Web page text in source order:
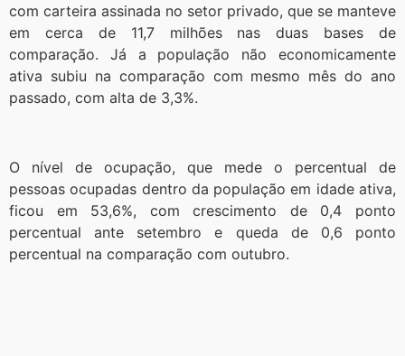
com carteira assinada no setor privado, que se manteve
em cerca de 11,7 milhões nas duas bases de
comparação. Já a população não economicamente
ativa subiu na comparação com mesmo mês do ano
passado, com alta de 3,3%.
O nível de ocupação, que mede o percentual de
pessoas ocupadas dentro da população em idade ativa,
ficou em 53,6%, com crescimento de 0,4 ponto
percentual ante setembro e queda de 0,6 ponto
percentual na comparação com outubro.